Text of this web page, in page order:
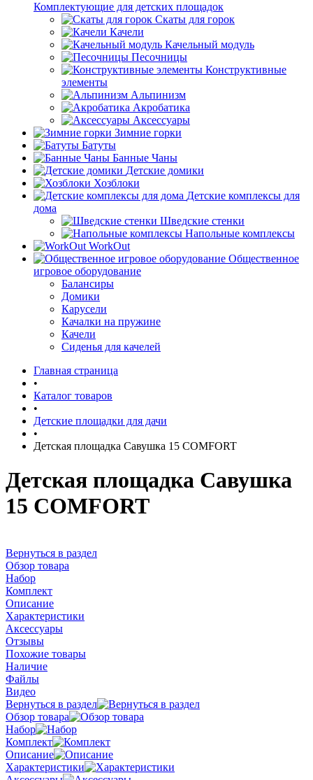
Комплектующие для детских площадок
Скаты для горок
Качели
Качельный модуль
Песочницы
Конструктивные
элементы
Альпинизм
Акробатика
Аксессуары
Зимние горки
Батуты
Банные Чаны
Детские домики
Хозблоки
Детские комплексы для
дома
Шведские стенки
Напольные комплексы
WorkOut
Общественное
игровое оборудование
Балансиры
Домики
Карусели
Качалки на пружине
Качели
Сиденья для качелей
Главная страница
•
Каталог товаров
•
Детские площадки для дачи
•
Детская площадка Савушка 15 COMFORT
Детская площадка Савушка
15 COMFORT
Вернуться в раздел
Обзор товара
Набор
Комплект
Описание
Характеристики
Аксессуары
Отзывы
Похожие товары
Наличие
Файлы
Видео
Вернуться в раздел
Обзор товара
Набор
Комплект
Описание
Характеристики